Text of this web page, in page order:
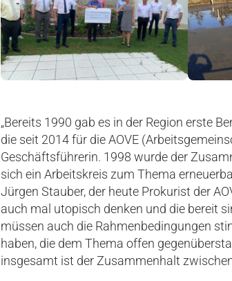
„Bereits 1990 gab es in der Region erste
die seit 2014 für die AOVE
Geschäftsführerin. 1998 wurde der
sich ein Arbeitskreis zum Thema
Jürgen Stauber, der heute Prokurist der
auch mal utopisch denken und die bereit
müssen auch die Rahmenbedingungen
haben, die dem Thema offen
insgesamt ist der Zusammenhalt